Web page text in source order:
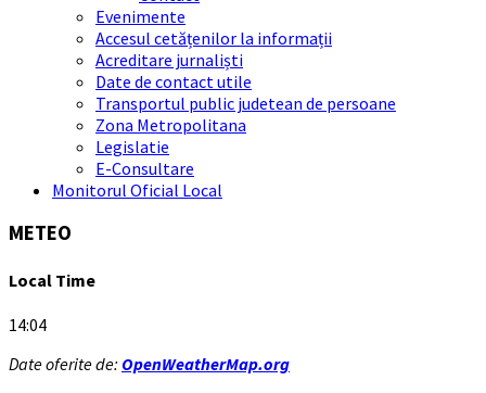
Evenimente
Accesul cetățenilor la informații
Acreditare jurnaliști
Date de contact utile
Transportul public judetean de persoane
Zona Metropolitana
Legislatie
E-Consultare
Monitorul Oficial Local
METEO
Local Time
14:04
Date oferite de: OpenWeatherMap.org